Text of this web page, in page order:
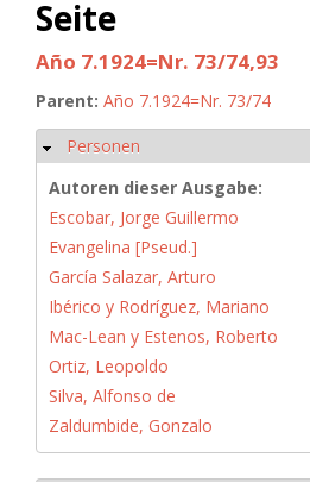
Seite
Año 7.1924=Nr. 73/74,93
Parent: Año 7.1924=Nr. 73/74
Hide
Personen
Autoren dieser Ausgabe:
Escobar, Jorge Guillermo
Evangelina [Pseud.]
García Salazar, Arturo
Ibérico y Rodríguez, Mariano
Mac-Lean y Estenos, Roberto
Ortiz, Leopoldo
Silva, Alfonso de
Zaldumbide, Gonzalo